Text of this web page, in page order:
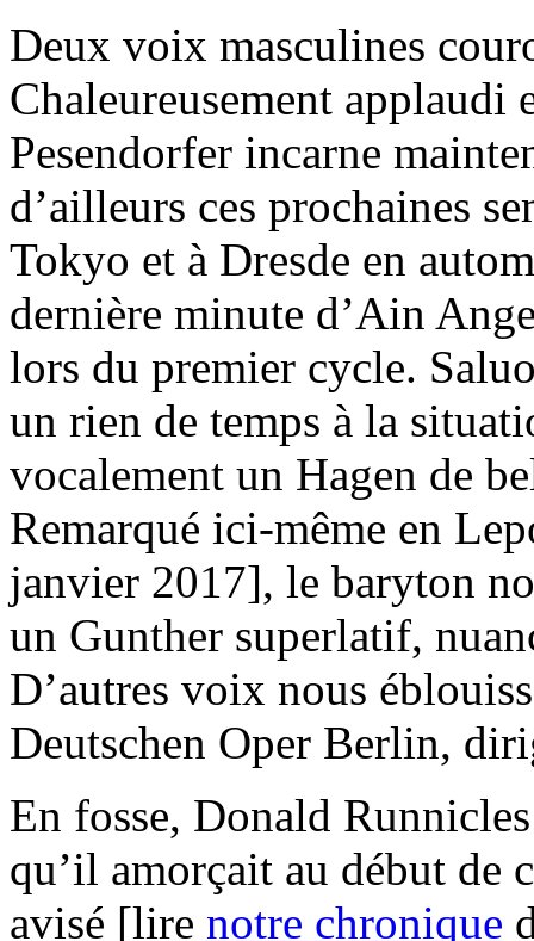
Deux voix masculines
Chaleureusement
Pesendorfer incarne
d’ailleurs ces prochaines
Tokyo et à Dresde en
dernière minute d’Ain
lors du premier cycle.
un rien de temps à la
vocalement un Hagen de
Remarqué ici-même en
janvier 2017], le baryton
un Gunther superlatif,
D’autres voix nous
Deutschen Oper Berlin,
En fosse, Donald
qu’il amorçait au début de
avisé [lire notre chronique